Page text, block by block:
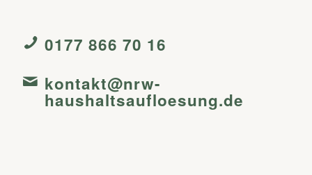
0177 866 70 16
kontakt@nrw-
haushaltsaufloesung.de